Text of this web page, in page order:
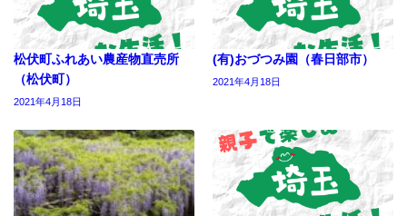
松伏町ふれあい農産物直売所
（松伏町）
2021年4月18日
(有)おづつみ園（春日部市）
2021年4月18日